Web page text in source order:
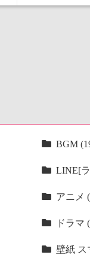
BGM
LINE[
アニメ
ドラマ
壁紙 ス